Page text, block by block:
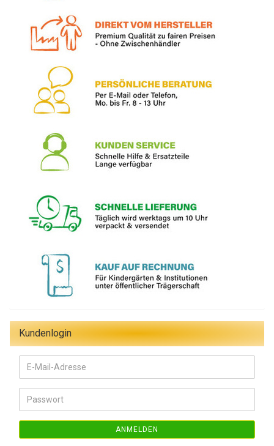
Kundenlogin
E-
Mail-
Adresse
Passwort
ANMELDEN